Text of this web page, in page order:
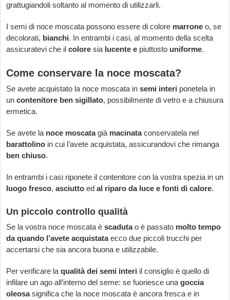
grattugiandoli soltanto al momento di utilizzarli.
I semi di noce moscata possono essere di colore marrone o, se
decolorati, bianchi. In entrambi i casi, al momento della scelta
assicuratevi che ilcolore sia lucente e piuttosto uniforme.
Come conservare la noce moscata?
Se avete acquistato la noce moscata insemi interi ponetela in
uncontenitore ben sigillato, possibilmente di vetro e a chiusura
ermetica.
Se avete la noce moscatagià macinataconservatela nel
barattolino in cui l’avete acquistata, assicurandovi che rimanga
ben chiuso.
In entrambi i casi riponete il contenitore con la vostra spezia in un
luogo fresco, asciutto edal riparo da luce e fonti di calore.
Un piccolo controllo qualità
Se la vostra noce moscata èscadutao è passato molto tempo
da quando l’avete acquistataecco due piccoli trucchi per
accertarsi che sia ancora buona e utilizzabile.
Per verificare laqualità dei semi interi il consiglio è quello di
infilare un ago all’interno del seme: se fuoriesce unagoccia
oleosasignifica che la noce moscata è ancora fresca e in